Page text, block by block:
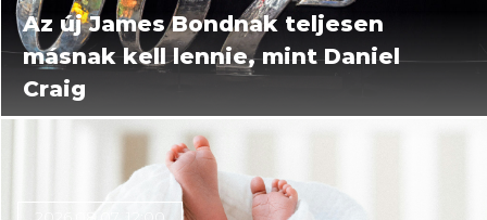
Az új James Bondnak teljesen
másnak kell lennie, mint Daniel
Craig